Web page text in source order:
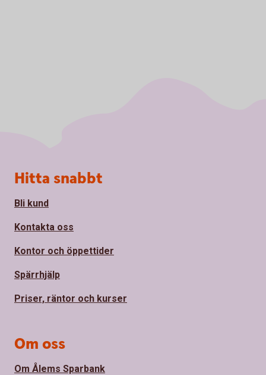
Sidfot
Hitta snabbt
Bli kund
Kontakta oss
Kontor och öppettider
Spärrhjälp
Priser, räntor och kurser
Om oss
Om Ålems Sparbank